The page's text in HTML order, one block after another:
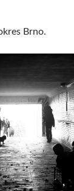
Brno.